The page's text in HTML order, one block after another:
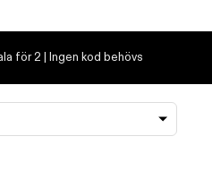
för 2 | Ingen kod behövs